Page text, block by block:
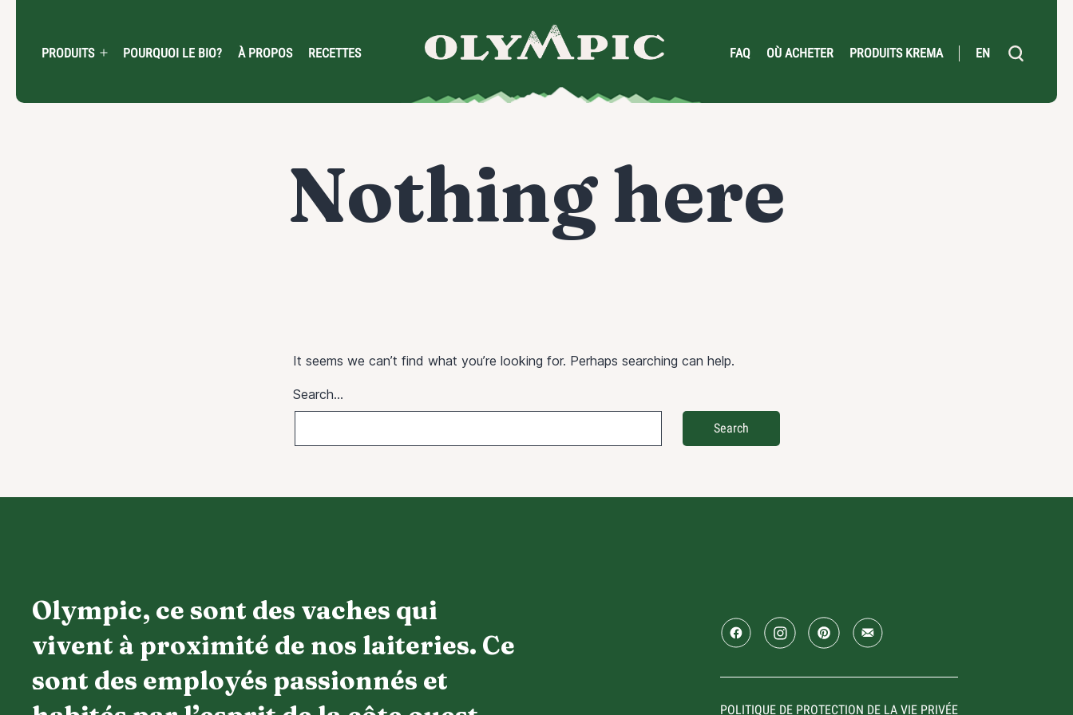
PRODUITS
Open
POURQUOI LE BIO? À PROPOS RECETTES FAQ OÙ ACHETER PRODUITS KREMA EN
Nothing here
It seems we can’t find what you’re looking for. Perhaps searching can help.
Search…
Olympic, ce sont des vaches qui
vivent à proximité de nos laiteries. Ce
sont des employés passionnés et
POLITIQUE DE PROTECTION DE LA VIE PRIVÉE